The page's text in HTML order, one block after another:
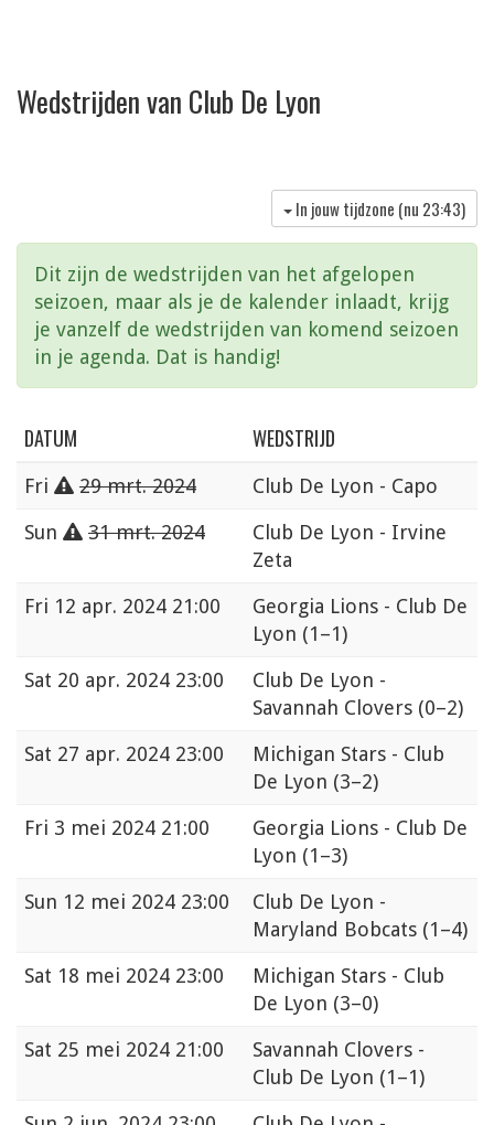
Wedstrijden van Club De Lyon
In jouw tijdzone (nu 23:43)
Dit zijn de wedstrijden van het afgelopen
seizoen, maar als je de kalender inlaadt, krijg
je vanzelf de wedstrijden van komend seizoen
in je agenda. Dat is handig!
DATUM WEDSTRIJD
Fri 29 mrt. 2024
Club De Lyon - Capo
Sun
31 mrt. 2024
Club De Lyon - Irvine
Zeta
Fri 12 apr. 2024 21:00
Georgia Lions - Club De
Lyon (1–1)
Sat 20 apr. 2024 23:00
Club De Lyon -
Savannah Clovers (0–2)
Sat 27 apr. 2024 23:00
Michigan Stars - Club
De Lyon (3–2)
Fri 3 mei 2024 21:00
Georgia Lions - Club De
Lyon (1–3)
Sun 12 mei 2024 23:00
Club De Lyon -
Maryland Bobcats (1–4)
Sat 18 mei 2024 23:00
Michigan Stars - Club
De Lyon (3–0)
Sat 25 mei 2024 21:00
Savannah Clovers -
Club De Lyon (1–1)